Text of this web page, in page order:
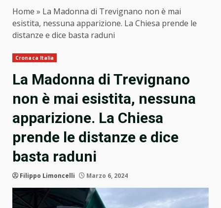
Home » La Madonna di Trevignano non è mai
esistita, nessuna apparizione. La Chiesa prende le
distanze e dice basta raduni
Cronaca Italia
La Madonna di Trevignano
non è mai esistita, nessuna
apparizione. La Chiesa
prende le distanze e dice
basta raduni
Filippo Limoncelli Marzo 6, 2024